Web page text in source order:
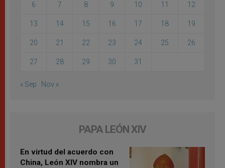
6 7 8 9 10 11 12
13 14 15 16 17 18 19
20 21 22 23 24 25 26
27 28 29 30 31
« Sep Nov »
PAPA LEÓN XIV
En virtud del acuerdo con
China, León XIV nombra un